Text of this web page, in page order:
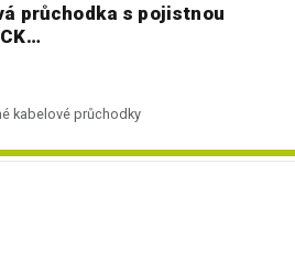
průchodka s pojistnou
kabelové průchodky